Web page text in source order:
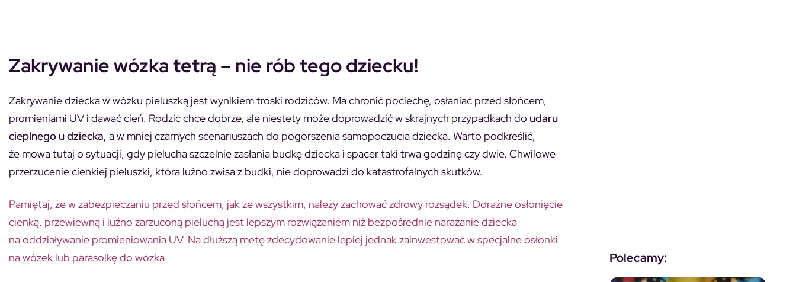
Zakrywanie wózka tetrą – nie rób tego dziecku!
Zakrywanie dziecka w wózku pieluszką jest wynikiem troski rodziców. Ma chronić pociechę, osłaniać przed słońcem,
promieniami UV i dawać cień. Rodzic chce dobrze, ale niestety może doprowadzić w skrajnych przypadkach do udaru
cieplnego u dziecka, a w mniej czarnych scenariuszach do pogorszenia samopoczucia dziecka. Warto podkreślić,
że mowa tutaj o sytuacji, gdy pielucha szczelnie zasłania budkę dziecka i spacer taki trwa godzinę czy dwie. Chwilowe
przerzucenie cienkiej pieluszki, która luźno zwisa z budki, nie doprowadzi do katastrofalnych skutków.
Pamiętaj, że w zabezpieczaniu przed słońcem, jak ze wszystkim, należy zachować zdrowy rozsądek. Doraźne osłonięcie
cienką, przewiewną i luźno zarzuconą pieluchą jest lepszym rozwiązaniem niż bezpośrednie narażanie dziecka
na oddziaływanie promieniowania UV. Na dłuższą metę zdecydowanie lepiej jednak zainwestować w specjalne osłonki
na wózek lub parasolkę do wózka.
Polecamy: